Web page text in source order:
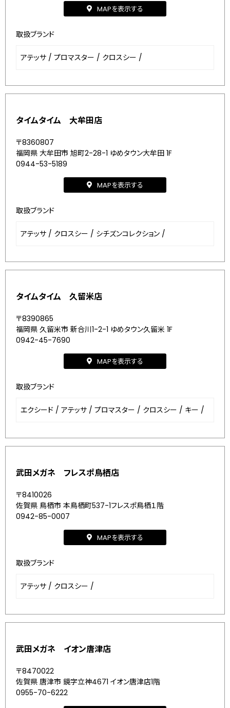
MAPを表示する
取扱ブランド
アテッサ / プロマスター / クロスシー /
タイムタイム 大牟田店
〒8360807
福岡県 大牟田市 旭町2-28-1 ゆめタウン大牟田 1F
0944-53-5189
MAPを表示する
取扱ブランド
アテッサ / クロスシー / シチズンコレクション /
タイムタイム 久留米店
〒8390865
福岡県 久留米市 新合川1-2-1 ゆめタウン久留米 1F
0942-45-7690
MAPを表示する
取扱ブランド
エクシード / アテッサ / プロマスター / クロスシー / キー /
武田メガネ フレスポ鳥栖店
〒8410026
佐賀県 鳥栖市 本鳥栖町537-1フレスポ鳥栖１階
0942-85-0007
MAPを表示する
取扱ブランド
アテッサ / クロスシー /
武田メガネ イオン唐津店
〒8470022
佐賀県 唐津市 鏡字立神4671 イオン唐津店1階
0955-70-6222